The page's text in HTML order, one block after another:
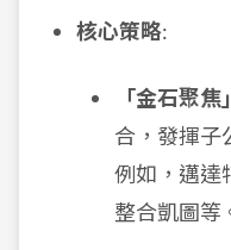
核心策略:
「金石聚焦」
合，發揮子
例如，邁達
整合凱圖等